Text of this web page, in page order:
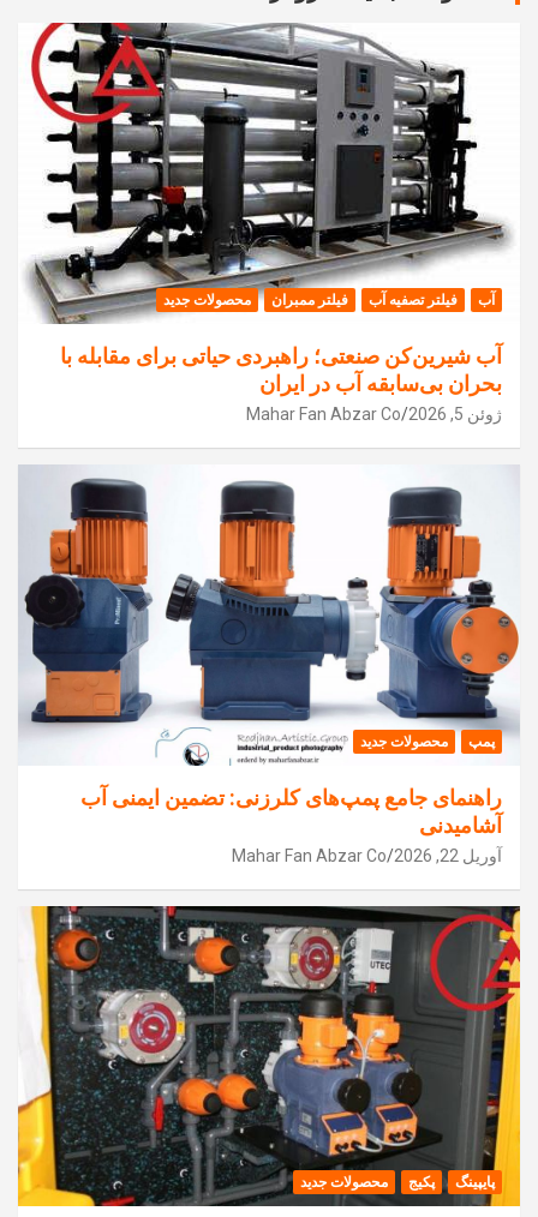
آب فیلتر تصفیه آب فیلتر ممبران محصولات جدید
آب شیرین‌کن صنعتی؛ راهبردی حیاتی برای مقابله با
بحران بی‌سابقه آب در ایران
ژوئن 5, 2026 Mahar Fan Abzar Co
پمپ محصولات جدید
راهنمای جامع پمپ‌های کلرزنی: تضمین ایمنی آب
آشامیدنی
آوریل 22, 2026 Mahar Fan Abzar Co
پایپینگ پکیج محصولات جدید